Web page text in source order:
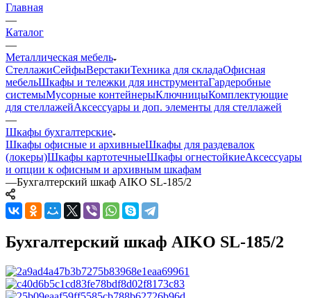
Главная
—
Каталог
—
Металлическая мебель
СтеллажиСейфыВерстакиТехника для складаОфисная
мебельШкафы и тележки для инструментаГардеробные
системыМусорные контейнерыКлючницыКомплектующие
для стеллажейАксессуары и доп. элементы для стеллажей
—
Шкафы бухгалтерские
Шкафы офисные и архивныеШкафы для раздевалок
(локеры)Шкафы картотечныеШкафы огнестойкиеАксессуары
и опции к офисным и архивным шкафам
—Бухгалтерский шкаф AIKO SL-185/2
Бухгалтерский шкаф AIKO SL-185/2